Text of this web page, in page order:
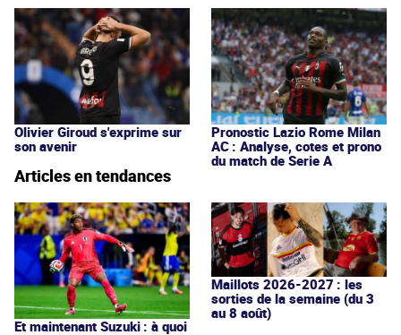
Olivier Giroud s'exprime sur
son avenir
Pronostic Lazio Rome Milan
AC : Analyse, cotes et prono
du match de Serie A
Articles en tendances
Et maintenant Suzuki : à quoi
Maillots 2026-2027 : les
sorties de la semaine (du 3
au 8 août)